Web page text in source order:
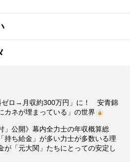
ゼロ→月収約300万円」に！ 安青錦
カネが埋まっている」の世界
」公開》幕内全力士の年収概算総
ち給金」が多い力士が多数いる理
「元大関」たちにとっての安定し